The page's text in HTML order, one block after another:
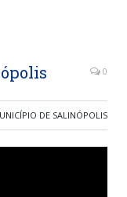
0
DE SALINÓPOLIS